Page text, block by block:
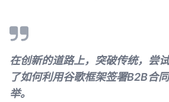
在创新的道路上，突破传统，尝
了如何利用谷歌框架签署B2B合
举。